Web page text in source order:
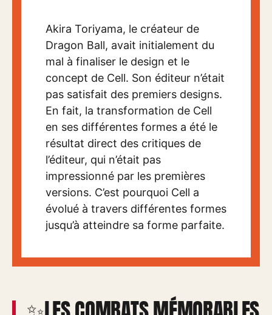
Akira Toriyama, le créateur de
Dragon Ball, avait initialement du
mal à finaliser le design et le
concept de Cell. Son éditeur n’était
pas satisfait des premiers designs.
En fait, la transformation de Cell
en ses différentes formes a été le
résultat direct des critiques de
l’éditeur, qui n’était pas
impressionné par les premières
versions. C’est pourquoi Cell a
évolué à travers différentes formes
jusqu’à atteindre sa forme parfaite.